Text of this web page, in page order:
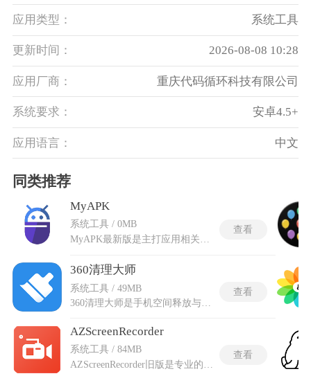
应用类型： 系统工具
更新时间： 2026-08-08 10:28
应用厂商： 重庆代码循环科技有限公司
系统要求： 安卓4.5+
应用语言： 中文
同类推荐
MyAPK
系统工具 / 0MB
查看
360清理大师
系统工具 / 49MB
查看
AZScreenRecorder
系统工具 / 84MB
查看